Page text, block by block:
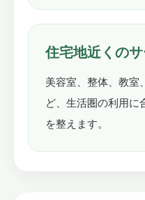
住宅地近くの
美容室、整体、教室
ど、生活圏の利用に
を整えます。